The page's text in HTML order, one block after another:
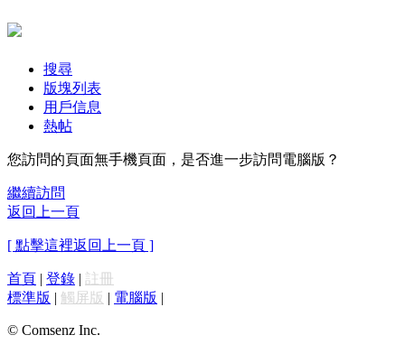
搜尋
版塊列表
用戶信息
熱帖
您訪問的頁面無手機頁面，是否進一步訪問電腦版？
繼續訪問
返回上一頁
[ 點擊這裡返回上一頁 ]
首頁 | 登錄 | 註冊
標準版 | 觸屏版 | 電腦版 |
© Comsenz Inc.